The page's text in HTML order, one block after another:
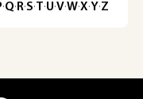
·Q·R·S·T·U·V·W·X·Y·Z